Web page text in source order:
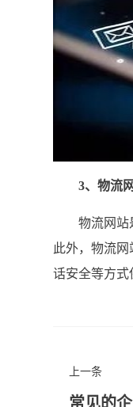
3、物流网
物流网站是
此外，物流
话安全等方式
上一条
常见的